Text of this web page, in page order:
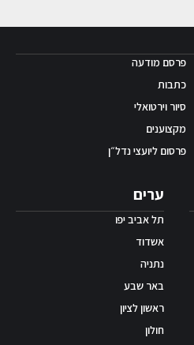
פרסם מודעה
כתבות
סיור וירטואלי
מקצוענים
פרסום ליועצי נדל״ן
ערים
תל אביב יפו
אשדוד
נתניה
באר שבע
ראשון לציון
חולון